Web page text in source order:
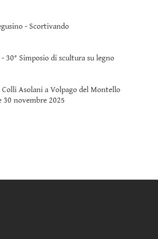
- Scortivando
30° Simposio di scultura su legno
Asolani a Volpago del Montello
e 30 novembre 2025